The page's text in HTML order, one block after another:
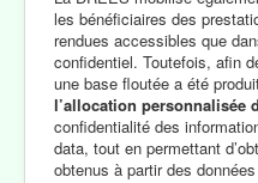
les bénéficiaires des
rendues accessibles que
confidentiel. Toutefois, afin
une base floutée a été
l’allocation personnalisée
confidentialité des
data, tout en permettant
obtenus à partir des